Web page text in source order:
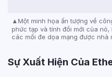
Một minh họa ấn tượng về
phức tạp và tính đổi mới của
các mối đe dọa mạng được nhà
Sự Xuất Hiện Của